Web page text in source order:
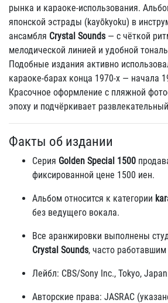
рынка и караоке-использования.
японской эстрады (kayōkyoku) в
ансамбля Crystal Sounds— с чёткой
мелодической линией и удобной
Подобные издания активно
караоке-барах конца 1970-х — начала
Красочное оформление с пляжной
эпоху и подчёркивает
Факты об издании
Серия Golden Special 1500
фиксированной цене 1500 иен.
Альбом относится к категории
без ведущего вокала.
Все аранжировки выполнены
Crystal Sounds, часто работавшим
Лейбл: CBS/Sony Inc., Tokyo,
Авторские права: JASRAC